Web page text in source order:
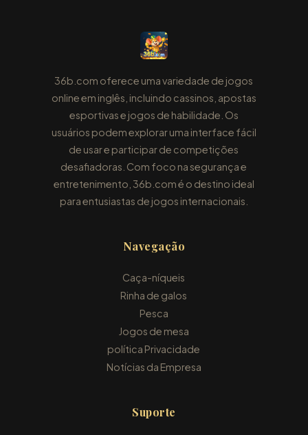
36b.com oferece uma variedade de jogos
online em inglês, incluindo cassinos, apostas
esportivas e jogos de habilidade. Os
usuários podem explorar uma interface fácil
de usar e participar de competições
desafiadoras. Com foco na segurança e
entretenimento, 36b.com é o destino ideal
para entusiastas de jogos internacionais.
Navegação
Caça-níqueis
Rinha de galos
Pesca
Jogos de mesa
política Privacidade
Notícias da Empresa
Suporte